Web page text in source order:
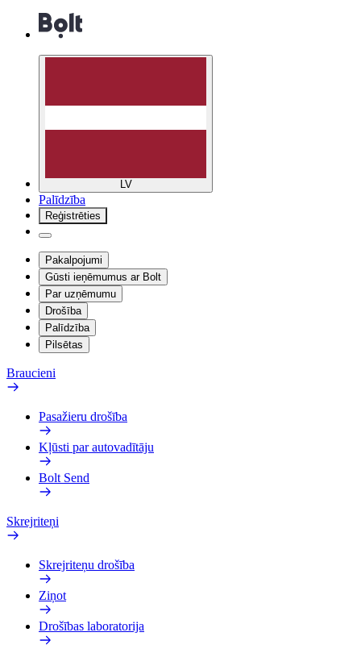
LV
Palīdzība
Reģistrēties
Pakalpojumi
Gūsti ieņēmumus ar Bolt
Par uzņēmumu
Drošība
Palīdzība
Pilsētas
Braucieni
Pasažieru drošība
Kļūsti par autovadītāju
Bolt Send
Skrejriteņi
Skrejriteņu drošība
Ziņot
Drošības laboratorija